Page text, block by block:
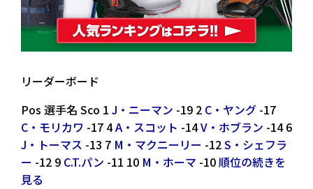
リーダーボード
Pos 選手名 Sco 1 J・ニーマン -19 2 C・ヤング -17
C・モリカワ -17 4A・スコット -14V・ホブラン -14 6
J・トーマス -13 7 M・マクニーリー -12S・シェフラ
ー -12 9 C.T.パン -11 10 M・ホーマ -10順位の続きを
見る